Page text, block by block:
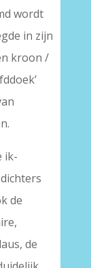
wordt
in zijn
kroon /
ik-
de
de